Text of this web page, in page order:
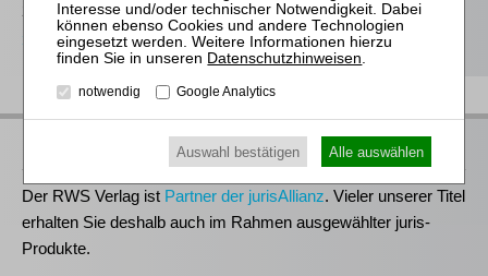
289,00 €
Bestellen
RWS bei Juris
Der RWS Verlag ist Partner der jurisAllianz. Vieler unserer Titel
erhalten Sie deshalb auch im Rahmen ausgewählter juris-
Produkte.
Datenschutzhinweisen
notwendig Google Analytics
Auswahl bestätigen Alle auswählen